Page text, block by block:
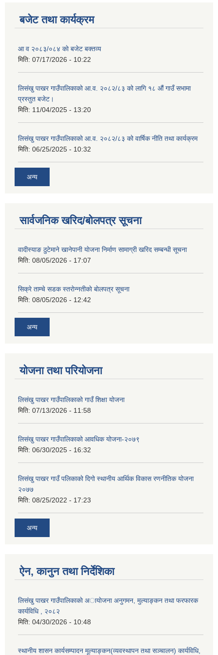
बजेट तथा कार्यक्रम
आ व २०८३/०८४ काे बजेट बक्तव्य
मिति: 07/17/2026 - 10:22
लिसंखु पाखर गाउँपालिकाको आ.व. २०८२/८३ को लागि १८ औं गाउँ सभामा
प्रस्तुत बजेट।
मिति: 11/04/2025 - 13:20
लिसंखु पाखर गाउँपालिकाको आ.व. २०८२/८३ को वार्षिक नीति तथा कार्यक्रम
मिति: 06/25/2025 - 10:32
अन्य
सार्वजनिक खरिद/बोलपत्र सूचना
वादीस्याङ ठुटेमाने खानेपानी याेजना निर्माण सामाग्री खरिद सम्बन्धी सूचना
मिति: 08/05/2026 - 17:07
सिक्रे ताम्चे सडक स्तराेन्नतीकाे बाेलपत्र सूचना
मिति: 08/05/2026 - 12:42
अन्य
योजना तथा परियोजना
लिसंखु पाखर गाउँपालिकाको गाउँ शिक्षा योजना
मिति: 07/13/2026 - 11:58
लिसंखु पाखर गाउँपालिकाको आवधिक योजना-२०७९
मिति: 06/30/2025 - 16:32
लिसंखु पाखर गाउँ पलिकाको दिगो स्थानीय आर्थिक विकास रणनीतिक योजना
२०७७
मिति: 08/25/2022 - 17:23
अन्य
ऐन, कानुन तथा निर्देशिका
लिसंखु पाखर गाउँपालिकाकाे अायाेजना अनुगमन, मुल्याङ्कन तथा फरफारक
कार्यविधि , २०८२
मिति: 04/30/2026 - 10:48
स्थानीय शासन कार्यसम्पादन मूल्याङ्कन(व्यवस्थापन तथा सञ्चालन) कार्यविधि,